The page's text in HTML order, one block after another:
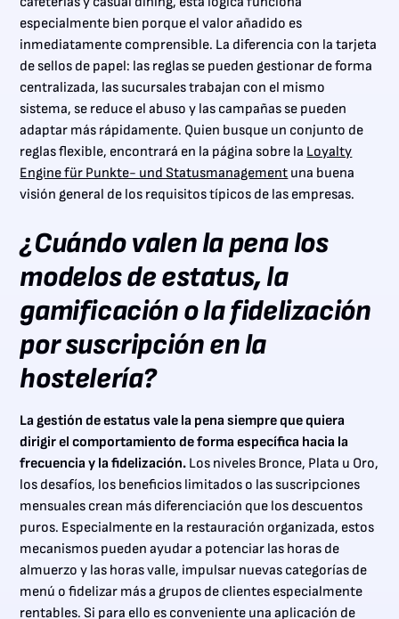
especialmente bien porque el valor añadido es
inmediatamente comprensible. La diferencia con la tarjeta
de sellos de papel: las reglas se pueden gestionar de forma
centralizada, las sucursales trabajan con el mismo
sistema, se reduce el abuso y las campañas se pueden
adaptar más rápidamente. Quien busque un conjunto de
reglas flexible, encontrará en la página sobre la Loyalty
Engine für Punkte- und Statusmanagement una buena
visión general de los requisitos típicos de las empresas.
¿Cuándo valen la pena los
modelos de estatus, la
gamificación o la fidelización
por suscripción en la
hostelería?
La gestión de estatus vale la pena siempre que quiera
dirigir el comportamiento de forma específica hacia la
frecuencia y la fidelización. Los niveles Bronce, Plata u Oro,
los desafíos, los beneficios limitados o las suscripciones
mensuales crean más diferenciación que los descuentos
puros. Especialmente en la restauración organizada, estos
mecanismos pueden ayudar a potenciar las horas de
almuerzo y las horas valle, impulsar nuevas categorías de
menú o fidelizar más a grupos de clientes especialmente
rentables. Si para ello es conveniente una aplicación de